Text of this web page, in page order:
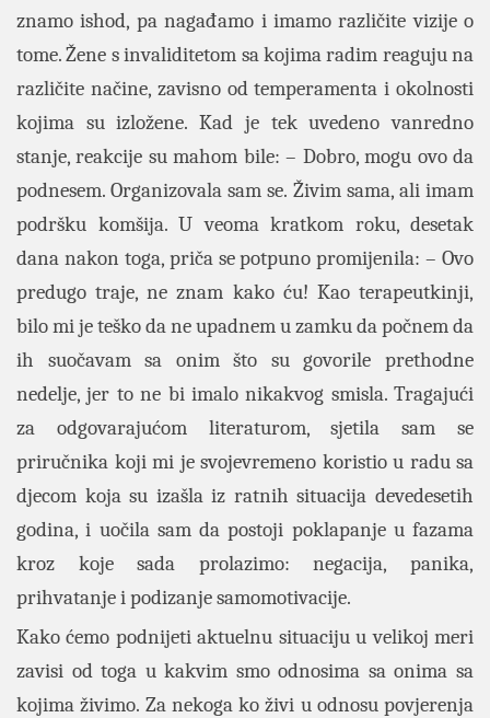
znamo ishod, pa nagađamo i imamo različite vizije o
tome. Žene s invaliditetom sa kojima radim reaguju na
različite načine, zavisno od temperamenta i okolnosti
kojima su izložene. Kad je tek uvedeno vanredno
stanje, reakcije su mahom bile: – Dobro, mogu ovo da
podnesem. Organizovala sam se. Živim sama, ali imam
podršku komšija. U veoma kratkom roku, desetak
dana nakon toga, priča se potpuno promijenila: – Ovo
predugo traje, ne znam kako ću! Kao terapeutkinji,
bilo mi je teško da ne upadnem u zamku da počnem da
ih suočavam sa onim što su govorile prethodne
nedelje, jer to ne bi imalo nikakvog smisla. Tragajući
za odgovarajućom literaturom, sjetila sam se
priručnika koji mi je svojevremeno koristio u radu sa
djecom koja su izašla iz ratnih situacija devedesetih
godina, i uočila sam da postoji poklapanje u fazama
kroz koje sada prolazimo: negacija, panika,
prihvatanje i podizanje samomotivacije.
Kako ćemo podnijeti aktuelnu situaciju u velikoj meri
zavisi od toga u kakvim smo odnosima sa onima sa
kojima živimo. Za nekoga ko živi u odnosu povjerenja